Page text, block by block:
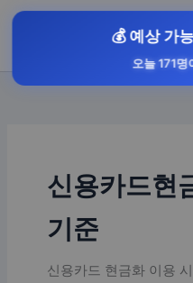
로
애플카드24
신용카드현
기준
신용카드 현금화 이용 시
💰 예상 가
오늘 171